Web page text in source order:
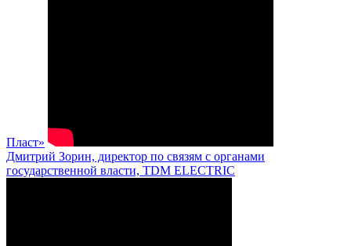
Пласт»
Дмитрий Зорин, директор по связям с органами
государственной власти, TDM ELECTRIC